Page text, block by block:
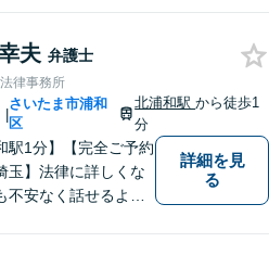
夫 弁護士
律事務所
|
さいたま市浦和
区
北浦和駅から徒歩1
分
駅1分】【完全ご予約
玉】法律に詳しくな
不安なく話せるよ
詳細を見
る